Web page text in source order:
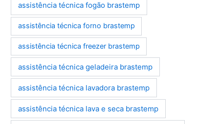
assistência técnica fogão brastemp
assistência técnica forno brastemp
assistência técnica freezer brastemp
assistência técnica geladeira brastemp
assistência técnica lavadora brastemp
assistência técnica lava e seca brastemp